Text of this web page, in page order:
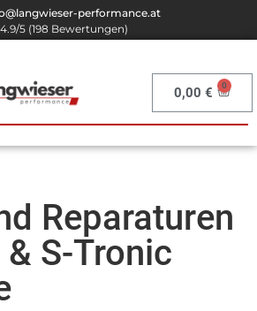
performance.at
4.9/5 (198 Bewertungen)
0,00€
Reparaturen
& S-Tronic